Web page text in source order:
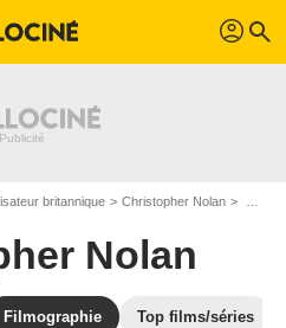
profil search
britannique Christopher Nolan
Nolan
Filmographie Top films/séries